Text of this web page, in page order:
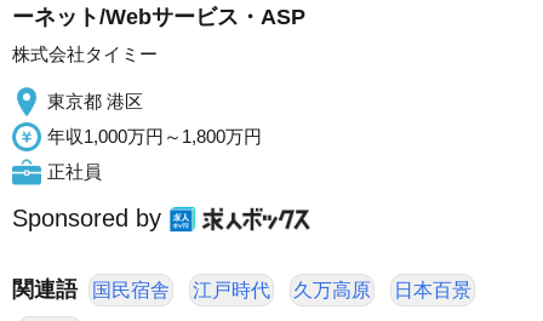
ーネット/Webサービス・ASP
株式会社タイミー
東京都 港区
年収1,000万円～1,800万円
正社員
Sponsored by
関連語 国民宿舎 江戸時代 久万高原 日本百景